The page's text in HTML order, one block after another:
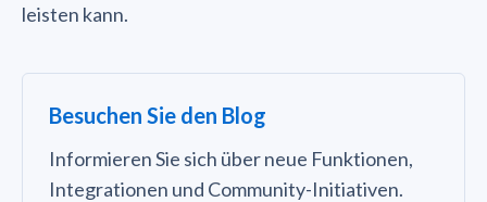
leisten kann.
Besuchen Sie den Blog
Informieren Sie sich über neue Funktionen,
Integrationen und Community-Initiativen.